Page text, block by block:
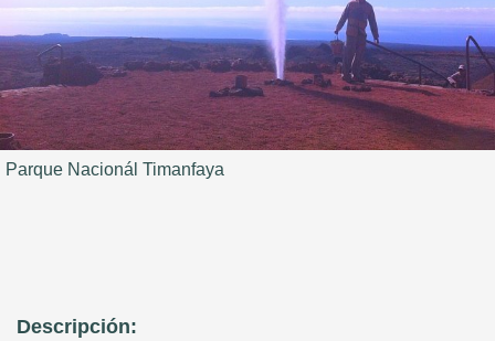
Parque Nacionál Timanfaya
Descripción: